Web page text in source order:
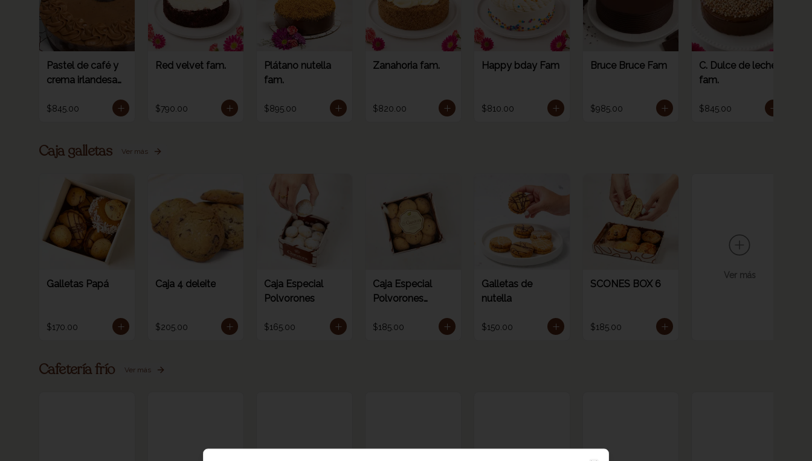
Pastel de café y
crema irlandesa
$845.00
Red velvet fam.
$790.00
Plátano nutella
fam.
$895.00
Zanahoria fam.
$820.00
Happy bday Fam
$810.00
Bruce Bruce Fam
$985.00
C. Dulce de leche
fam.
$845.00
Caja galletas Ver más
Galletas Papá
$170.00
Caja 4 deleite
$205.00
Caja Especial
Polvorones
$165.00
Caja Especial
Polvorones
$185.00
Galletas de
nutella
$150.00
SCONES BOX 6
$185.00
Ver más
Cafetería frío Ver más